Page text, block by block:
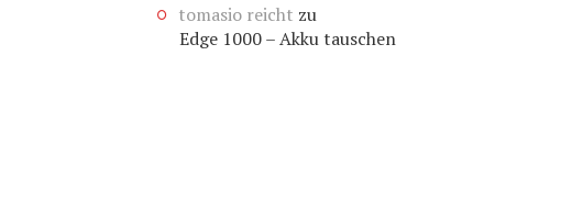
tomasio reicht zu
Edge 1000 – Akku tauschen